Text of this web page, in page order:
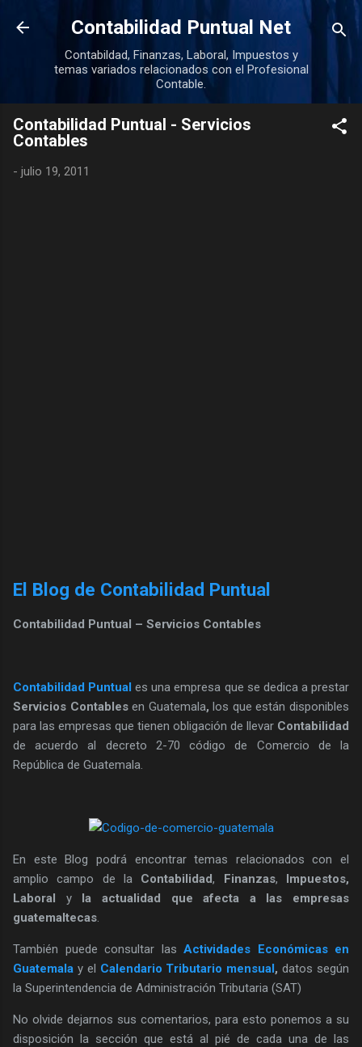
Ir al contenido principal
Contabilidad Puntual Net
Contabildad, Finanzas, Laboral, Impuestos y
temas variados relacionados con el Profesional
Contable.
Contabilidad Puntual - Servicios
Contables
- julio 19, 2011
El Blog de Contabilidad Puntual
Contabilidad Puntual – Servicios Contables
Contabilidad Puntual es una empresa que se dedica a prestar
Servicios Contablesen Guatemala,los que están disponibles
para las empresas que tienen obligación de llevar Contabilidad
de acuerdo al decreto 2-70 código de Comercio de la
República de Guatemala.
En este Blog podrá encontrar temas relacionados con el
amplio campo de la Contabilidad, Finanzas, Impuestos,
Laboral y la actualidad que afecta a las empresas
guatemaltecas.
También puede consultar las Actividades Económicas en
Guatemala y el Calendario Tributario mensual, datos según
la Superintendencia de Administración Tributaria (SAT)
No olvide dejarnos sus comentarios, para esto ponemos a su
disposición la sección que está al pié de cada una de las